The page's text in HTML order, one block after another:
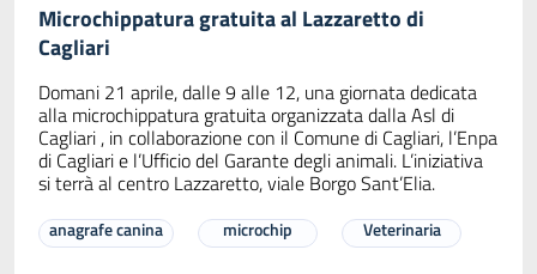
Microchippatura gratuita al Lazzaretto di
Cagliari
Domani 21 aprile, dalle 9 alle 12, una giornata dedicata
alla microchippatura gratuita organizzata dalla Asl di
Cagliari , in collaborazione con il Comune di Cagliari, l’Enpa
di Cagliari e l’Ufficio del Garante degli animali. L’iniziativa
si terrà al centro Lazzaretto, viale Borgo Sant’Elia.
anagrafe canina microchip Veterinaria